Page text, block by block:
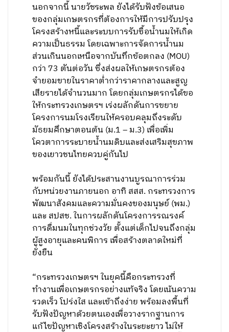
นอกจากนี้ นายวัชระพล ยังได้รับฟังข้อเสนอ
ของกลุ่มเกษตรกรที่ต้องการให้มีการปรับปรุง
โครงสร้างหนี้และระบบการรับซื้อน้ำนมให้เกิด
ความเป็นธรรม โดยเฉพาะการจัดการน้ำนม
ส่วนเกินนอกเหนือจากบันทึกข้อตกลง (MOU)
กว่า 73 ตันต่อวัน ซึ่งส่งผลให้เกษตรกรต้อง
จำยอมขายในราคาต่ำกว่าราคากลางและสูญ
เสียรายได้จำนวนมาก โดยกลุ่มเกษตรกรได้ขอ
ให้กระทรวงเกษตรฯ เร่งผลักดันการขยาย
โครงการนมโรงเรียนให้ครอบคลุมถึงระดับ
มัธยมศึกษาตอนต้น (ม.1 – ม.3) เพื่อเพิ่ม
โควตาการระบายน้ำนมดิบและส่งเสริมสุขภาพ
ของเยาวชนไทยควบคู่กันไป
พร้อมกันนี้ ยังได้ประสานงานบูรณาการร่วม
กับหน่วยงานภายนอก อาทิ สสส. กระทรวงการ
พัฒนาสังคมและความมั่นคงของมนุษย์ (พม.)
และ สปสช. ในการผลักดันโครงการรณรงค์
การดื่มนมในทุกช่วงวัย ตั้งแต่เด็กไปจนถึงกลุ่ม
ผู้สูงอายุและคนพิการ เพื่อสร้างตลาดใหม่ที่
ยั่งยืน
“กระทรวงเกษตรฯ ในยุคนี้คือกระทรวงที่
ทำงานเพื่อเกษตรกรอย่างแท้จริง โดยเน้นความ
รวดเร็ว โปร่งใส และเข้าถึงง่าย พร้อมลงพื้นที่
รับฟังปัญหาด้วยตนเองเพื่อวางรากฐานการ
แก้ไขปัญหาเชิงโครงสร้างในระยะยาว ไม่ให้